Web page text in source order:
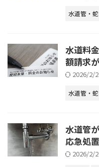
水道管・
水道料
額請求
2026/2/
水道管・
水道管
応急処
2026/2/